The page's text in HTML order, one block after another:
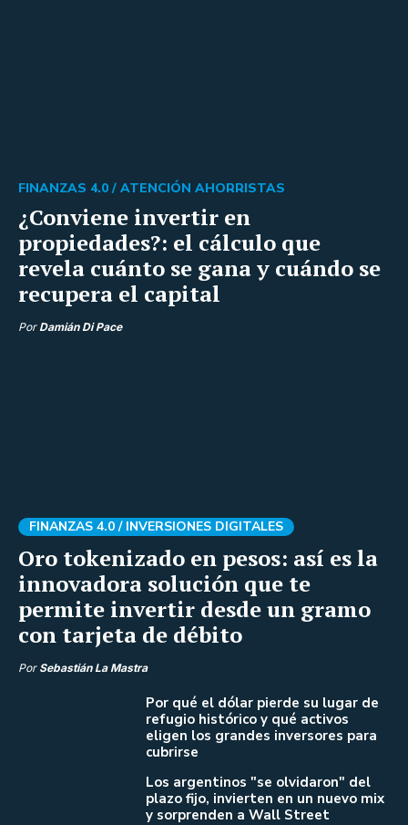
¿Conviene invertir en
propiedades?: el cálculo que
revela cuánto se gana y cuándo se
recupera el capital
FINANZAS 4.0 / ATENCIÓN AHORRISTAS
Por Damián Di Pace
Oro tokenizado en pesos: así es la
innovadora solución que te
permite invertir desde un gramo
con tarjeta de débito
FINANZAS 4.0 / INVERSIONES DIGITALES
Por Sebastián La Mastra
Por qué el dólar pierde su lugar de
refugio histórico y qué activos
eligen los grandes inversores para
cubrirse
Los argentinos "se olvidaron" del
plazo fijo, invierten en un nuevo mix
y sorprenden a Wall Street